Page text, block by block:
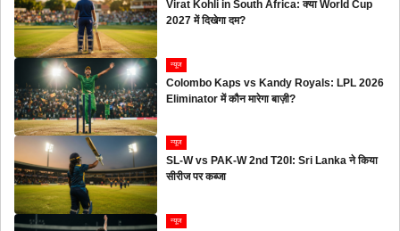
Virat Kohli in South Africa: क्या World Cup
2027 में दिखेगा दम?
न्यूज
Colombo Kaps vs Kandy Royals: LPL 2026
Eliminator में कौन मारेगा बाज़ी?
न्यूज
SL-W vs PAK-W 2nd T20I: Sri Lanka ने किया
सीरीज पर कब्जा
न्यूज